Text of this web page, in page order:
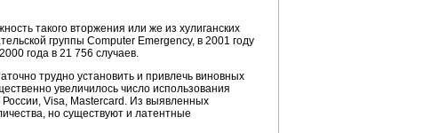
такого вторжения или же из хулиганских
группы Computer Emergency, в 2001 году
года в 21 756 случаев.
трудно установить и привлечь виновных
увеличилось число использования
Visa, Mastercard. Из выявленных
но существуют и латентные